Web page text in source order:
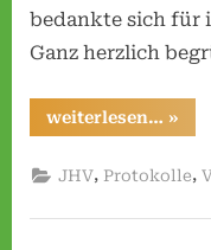
bedankte sich für
Ganz herzlich
weiterlesen…
vom
»
JHV, Protokolle,